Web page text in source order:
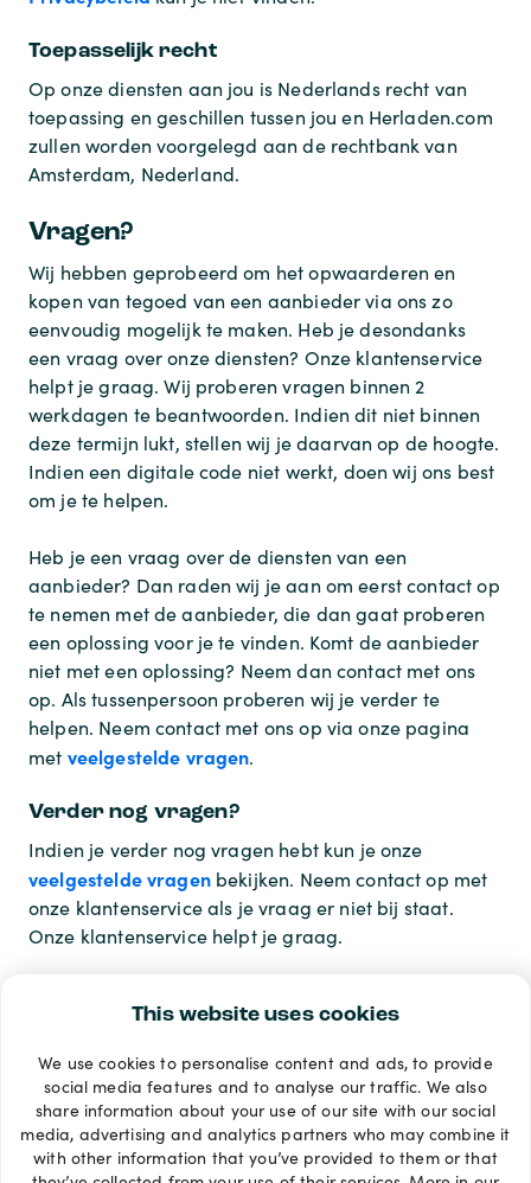
This website uses cookies
We use cookies to personalise content and ads, to provide
social media features and to analyse our traffic. We also
share information about your use of our site with our social
media, advertising and analytics partners who may combine it
with other information that you’ve provided to them or that
Toepasselijk recht
Op onze diensten aan jou is Nederlands recht van
toepassing en geschillen tussen jou en Herladen.com
zullen worden voorgelegd aan de rechtbank van
Amsterdam, Nederland.
Vragen?
Wij hebben geprobeerd om het opwaarderen en
kopen van tegoed van een aanbieder via ons zo
eenvoudig mogelijk te maken. Heb je desondanks
een vraag over onze diensten? Onze klantenservice
helpt je graag. Wij proberen vragen binnen 2
werkdagen te beantwoorden. Indien dit niet binnen
deze termijn lukt, stellen wij je daarvan op de hoogte.
Indien een digitale code niet werkt, doen wij ons best
om je te helpen.
Heb je een vraag over de diensten van een
aanbieder? Dan raden wij je aan om eerst contact op
te nemen met de aanbieder, die dan gaat proberen
een oplossing voor je te vinden. Komt de aanbieder
niet met een oplossing? Neem dan contact met ons
op. Als tussenpersoon proberen wij je verder te
helpen. Neem contact met ons op via onze pagina
met veelgestelde vragen.
Verder nog vragen?
Indien je verder nog vragen hebt kun je onze
veelgestelde vragenbekijken. Neem contact op met
onze klantenservice als je vraag er niet bij staat.
Onze klantenservice helpt je graag.
Betaalmethoden